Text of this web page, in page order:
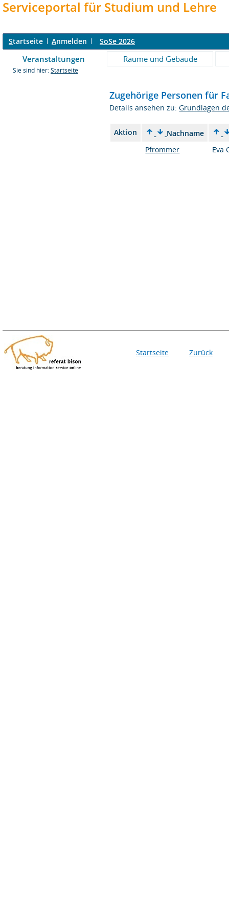
Serviceportal für Studium und Lehre
Startseite Anmelden SoSe 2026
Veranstaltungen Räume und Gebäude
Sie sind hier: Startseite
Zugehörige Personen für
Details ansehen zu:Grundlagen
Aktion
Nachname
Pfrommer
Eva
Startseite Zurück